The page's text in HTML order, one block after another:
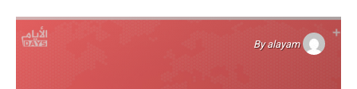
Byalayam